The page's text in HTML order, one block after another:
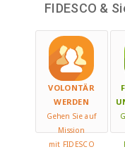
FIDESCO &
VOLONTÄR
WERDEN
Gehen Sie auf
Mission
mit FIDESCO